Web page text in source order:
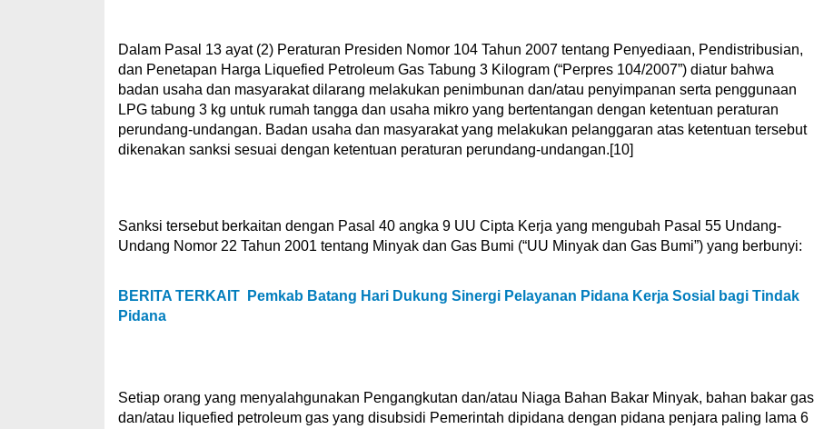
Dalam Pasal 13 ayat (2) Peraturan Presiden Nomor 104 Tahun 2007 tentang Penyediaan, Pendistribusian,
dan Penetapan Harga Liquefied Petroleum Gas Tabung 3 Kilogram (“Perpres 104/2007”) diatur bahwa
badan usaha dan masyarakat dilarang melakukan penimbunan dan/atau penyimpanan serta penggunaan
LPG tabung 3 kg untuk rumah tangga dan usaha mikro yang bertentangan dengan ketentuan peraturan
perundang-undangan. Badan usaha dan masyarakat yang melakukan pelanggaran atas ketentuan tersebut
dikenakan sanksi sesuai dengan ketentuan peraturan perundang-undangan.[10]
Sanksi tersebut berkaitan dengan Pasal 40 angka 9 UU Cipta Kerja yang mengubah Pasal 55 Undang-
Undang Nomor 22 Tahun 2001 tentang Minyak dan Gas Bumi (“UU Minyak dan Gas Bumi”) yang berbunyi:
BERITA TERKAIT
Pemkab Batang Hari Dukung Sinergi Pelayanan Pidana Kerja Sosial bagi Tindak
Pidana
Setiap orang yang menyalahgunakan Pengangkutan dan/atau Niaga Bahan Bakar Minyak, bahan bakar
dan/atau liquefied petroleum gas yang disubsidi Pemerintah dipidana dengan pidana penjara paling lama 6